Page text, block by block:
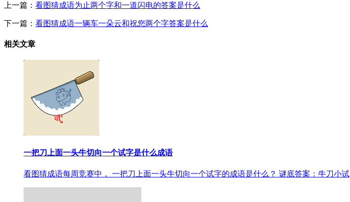
上一篇： 看图猜成语为止两个字和一道闪电的答案是什么
下一篇： 看图猜成语一辆车一朵云和祝您两个字答案是什么
相关文章
一把刀上面一头牛切向一个试字是什么成语
看图猜成语每周竞赛中， 一把刀上面一头牛切向一个试字的成语是什么？ 谜底答案：牛刀小试